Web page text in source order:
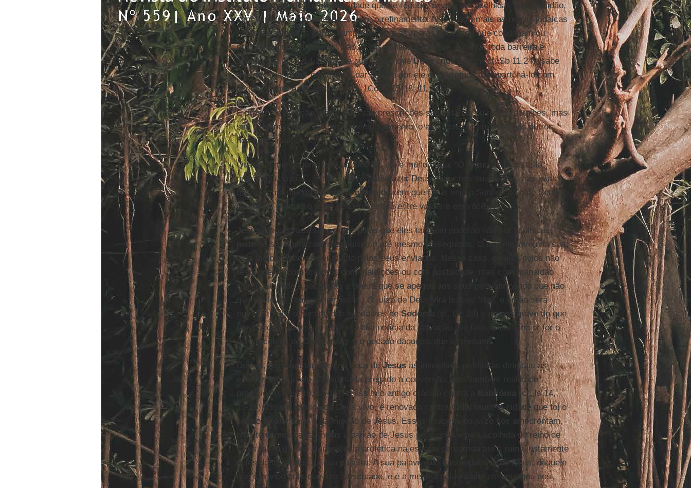
Quanto à comida e à hospitalidade que se recebe, devem ser acolhidas com gratidão,
sem esperar a comodidade, o luxo, o refinamento. Não valem mais as regras judaicas
sobre os alimentos puros e impuros, nem as regras ascéticas que condenam ou
proíbem alguns alimentos. Não, o missionário sabe que, à mesa, toda barreira é
abolida (cf. Mc 7,14-20), sabe que tudo o que Deus criou é bom (cf. Sb 11,24), sabe
que deve respeitar o alimento, dar graças por ele e, sobretudo, compartilhá-lo com
quem é pobre e necessitado (cf. 1Cor 9,15-18; 11,20-22).
E preste-se atenção: essas não são prescrições secundárias ou meros detalhes, mas
sim exigências que definem o comportamento, o estilo cristão em meio aos outros
homens e mulheres.
Quanto à mensagem a ser anunciada, ela é muito curta: “O Reino de Deus está
próximo de vocês”, isto é, “vocês pode fazer Deus reinar nas suas vidas, nas suas
histórias, no mundo em que habitam; deixem que Deus seja o Senhor, o único Senhor
de vocês, e então o reino de Deus estará entre vocês e em vocês”.
Jesus
, depois, adverte os discípulos que eles também poderão não ser acolhidos,
poderão ser hostilizados, expulsos e até mesmo perseguidos. O que ele viveu na sua
vida também poderá ser vivido pelos seus enviados. Nesse caso, os discípulos não
responderão com insultos, com maldições ou com hostilidade, mas com mansidão
sairão a cidade e sacudirão a poeira que se apegou aos seus pés, afirmando que não
querem levar consigo nem isso... O juízo de Deus virá no seu “dia”, e então será
manifesto que o pecado dos habitantes deSodoma
(cf. Gn 19) é menos grave do que
o pecado de quem não acolhe a boa notícia da salvação. De fato, quanto maior for o
dom recebido de Deus, maior é o pecado daqueles que o rejeitam!
Depois, ressoam também na boca deJesusas invectivas proféticas dirigidas às
cidades em que ele não só havia pregado a conversão, mas também realizado
prodígios (cf. Lc 10, 13-15). E assim o antigo oráculo contra a
Babilônia
(cf. Is 14,
13-15), cidade inimiga do Deus vivo, é renovado contra Cafarnaum, a cidade que foi o
centro da atividade e da missão de Jesus. Essas imagens do juízo nos amedrontam,
mas tentemos captar nelas a paixão de Jesus pela vinda e pela acolhida do reino de
Deus, além da sua clarividência profética na estrada percorrida até à ruína justamente
pelos destinatários da sua palavra. A sua palavra, de fato, é palavra de Deus, daquele
que o enviou para que fosse escutado, e é a mesma palavra que ele entregou aos